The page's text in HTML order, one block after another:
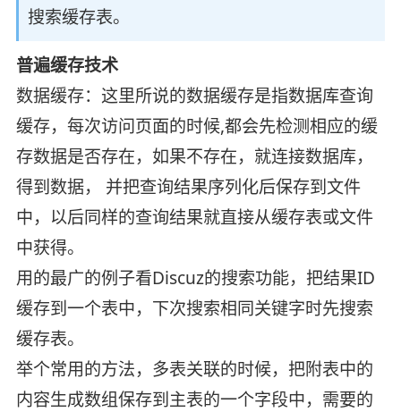
搜索缓存表。
普遍缓存技术
数据缓存：这里所说的数据缓存是指数据库查询
缓存，每次访问页面的时候,都会先检测相应的缓
存数据是否存在，如果不存在，就连接数据库，
得到数据， 并把查询结果序列化后保存到文件
中，以后同样的查询结果就直接从缓存表或文件
中获得。
用的最广的例子看Discuz的搜索功能，把结果ID
缓存到一个表中，下次搜索相同关键字时先搜索
缓存表。
举个常用的方法，多表关联的时候，把附表中的
内容生成数组保存到主表的一个字段中，需要的